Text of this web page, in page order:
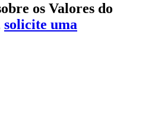
os Valores do
solicite uma